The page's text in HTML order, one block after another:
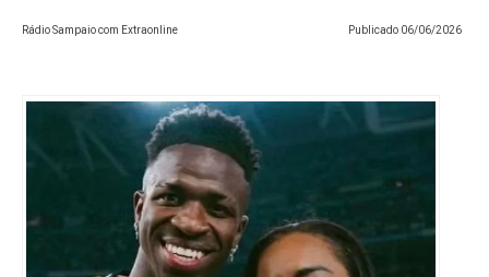
Rádio Sampaio com Extraonline Publicado 06/06/2026